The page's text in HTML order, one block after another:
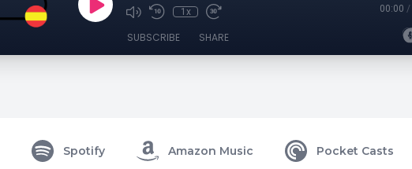
1x 00:00 /
SUBSCRIBE SHARE
Spotify Amazon Music Pocket Casts